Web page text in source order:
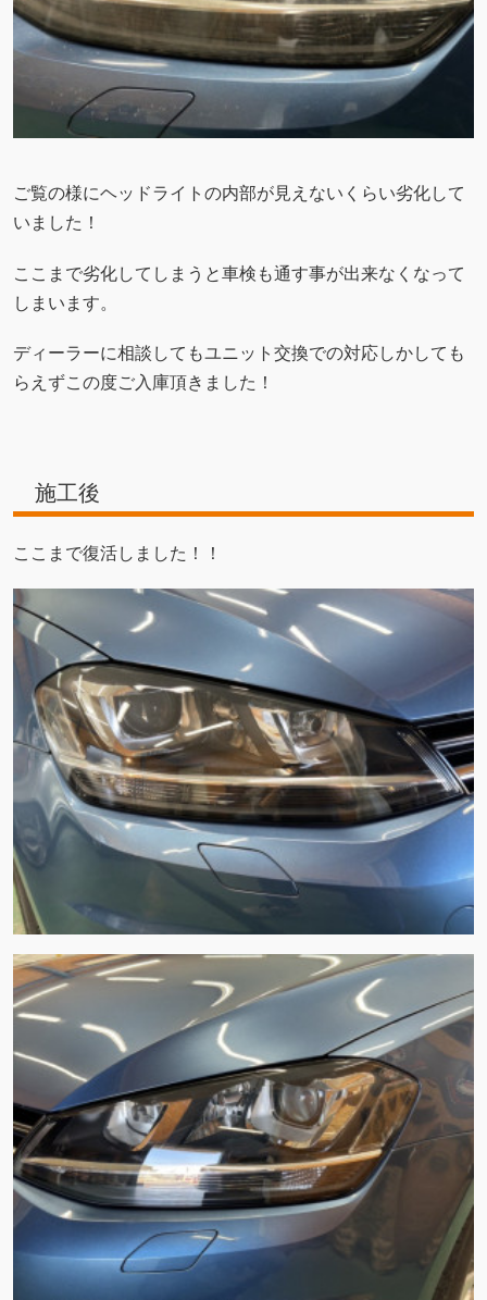
ご覧の様にヘッドライトの内部が見えないくらい劣化して
いました！
ここまで劣化してしまうと車検も通す事が出来なくなって
しまいます。
ディーラーに相談してもユニット交換での対応しかしても
らえずこの度ご入庫頂きました！
施工後
ここまで復活しました！！